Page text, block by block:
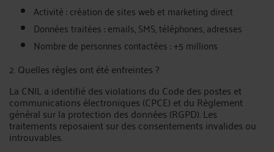
Activité : création de sites web et marketing direct
Données traitées : emails, SMS, téléphones, adresses
Nombre de personnes contactées : +5 millions
2. Quelles règles ont été enfreintes ?
La CNIL a identifié des violations du Code des postes et
communications électroniques (CPCE) et du Règlement
général sur la protection des données (RGPD). Les
traitements reposaient sur des consentements invalides ou
introuvables.